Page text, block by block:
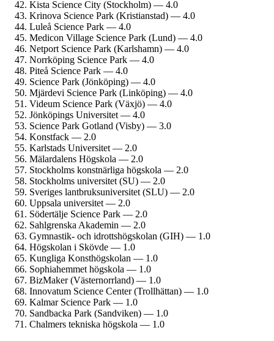
Kista Science City (Stockholm) — 4.0
Krinova Science Park (Kristianstad) — 4.0
Luleå Science Park — 4.0
Medicon Village Science Park (Lund) — 4.0
Netport Science Park (Karlshamn) — 4.0
Norrköping Science Park — 4.0
Piteå Science Park — 4.0
Science Park (Jönköping) — 4.0
Mjärdevi Science Park (Linköping) — 4.0
Videum Science Park (Växjö) — 4.0
Jönköpings Universitet — 4.0
Science Park Gotland (Visby) — 3.0
Konstfack — 2.0
Karlstads Universitet — 2.0
Mälardalens Högskola — 2.0
Stockholms konstnärliga högskola — 2.0
Stockholms universitet (SU) — 2.0
Sveriges lantbruks­universitet (SLU) — 2.0
Uppsala universitet — 2.0
Södertälje Science Park — 2.0
Sahlgrenska Akademin — 2.0
Gymnastik- och idrotts­högskolan (GIH) — 1.0
Högskolan i Skövde — 1.0
Kungliga Konst­högskolan — 1.0
Sophiahemmet högskola — 1.0
BizMaker (Västernorrland) — 1.0
Innovatum Science Center (Trollhättan) — 1.0
Kalmar Science Park — 1.0
Sandbacka Park (Sandviken) — 1.0
Chalmers tekniska högskola — 1.0